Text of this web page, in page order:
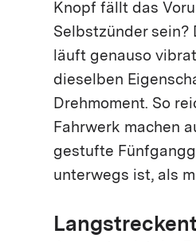
Knopf fällt das
Selbstzünder sein?
läuft genauso
dieselben
Drehmoment. So
Fahrwerk machen
gestufte
unterwegs ist, als